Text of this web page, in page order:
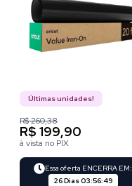
Últimas unidades!
R$ 260,38
R$ 199,90
à vista no PIX
Essa oferta ENCERRA EM:
26 Dias03:56:48